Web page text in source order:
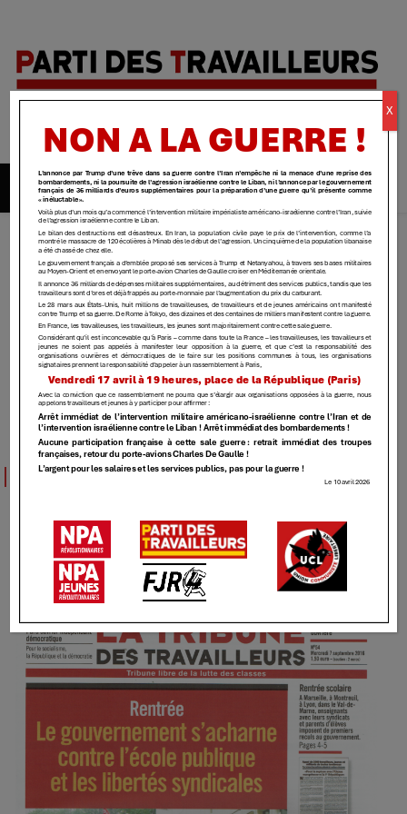
Parti des
travailleurs
| Yvelines
TT – 54 – [Rentrée, le gouvernement
s’acharne contre l’école publique et les
Elundmin 7 SEPTEMBRE 2016
X